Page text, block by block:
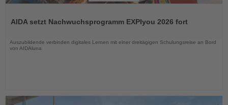
die
AIDA setzt Nachwuchsprogramm EXPIyou 2026 fort
Auszubildende verbinden digitales Lernen mit einer dreitägigen Schulungsreise an Bord
von AIDAluna